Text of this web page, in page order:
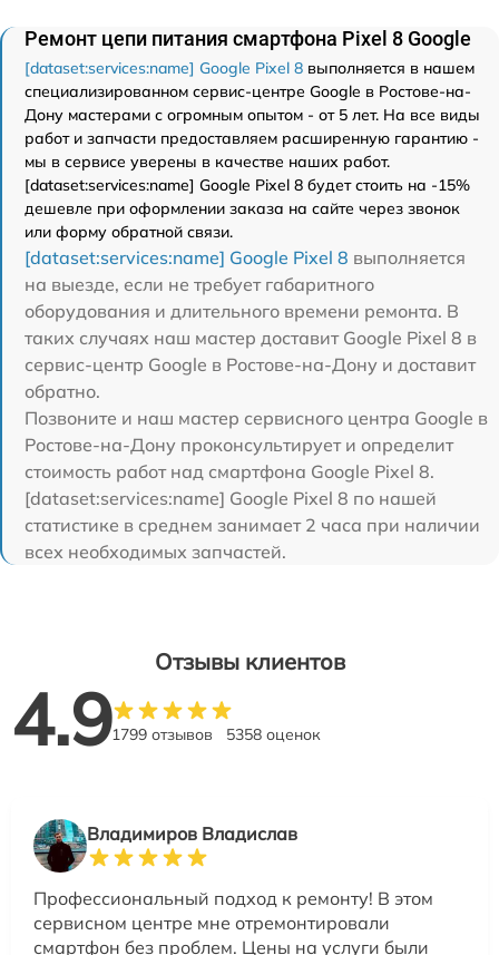
Ремонт цепи питания смартфона Pixel 8 Google
[dataset:services:name] Google Pixel 8 выполняется в нашем
специализированном сервис-центре Google в Ростове-на-
Дону мастерами с огромным опытом - от 5 лет. На все виды
работ и запчасти предоставляем расширенную гарантию -
мы в сервисе уверены в качестве наших работ.
[dataset:services:name] Google Pixel 8 будет стоить на -15%
дешевле при оформлении заказа на сайте через звонок
или форму обратной связи.
[dataset:services:name] Google Pixel 8 выполняется
на выезде, если не требует габаритного
оборудования и длительного времени ремонта. В
таких случаях наш мастер доставит Google Pixel 8 в
сервис-центр Google в Ростове-на-Дону и доставит
обратно.
Позвоните и наш мастер сервисного центра Google в
Ростове-на-Дону проконсультирует и определит
стоимость работ над смартфона Google Pixel 8.
[dataset:services:name] Google Pixel 8 по нашей
статистике в среднем занимает 2 часа при наличии
всех необходимых запчастей.
Отзывы клиентов
4.91799 отзывов 5358 оценок
Владимиров Владислав
Профессиональный подход к ремонту! В этом
сервисном центре мне отремонтировали
смартфон без проблем. Цены на услуги были